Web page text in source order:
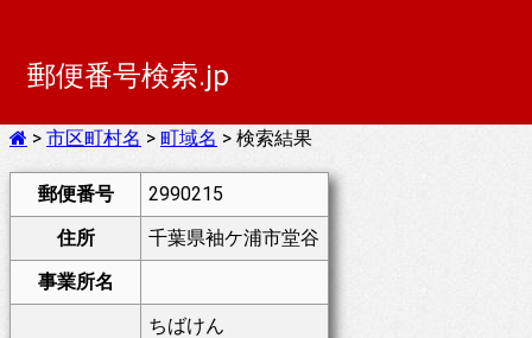
郵便番号検索.jp
> 市区町村名 > 町域名 > 検索結果
郵便番号
2990215
住所
千葉県袖ケ浦市堂谷
事業所名
ちばけん